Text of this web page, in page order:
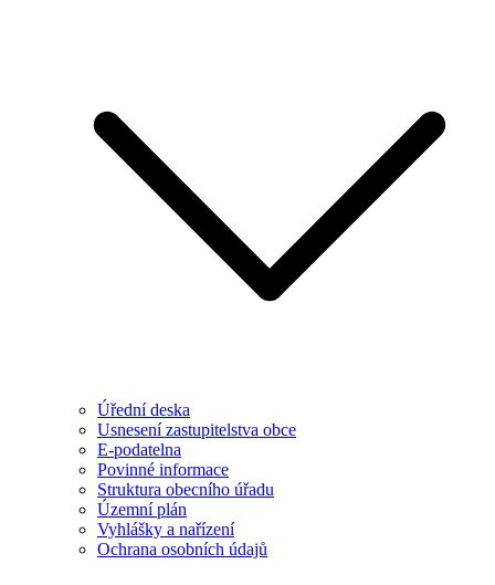
Úřední deska
Usnesení zastupitelstva obce
E-podatelna
Povinné informace
Struktura obecního úřadu
Územní plán
Vyhlášky a nařízení
Ochrana osobních údajů